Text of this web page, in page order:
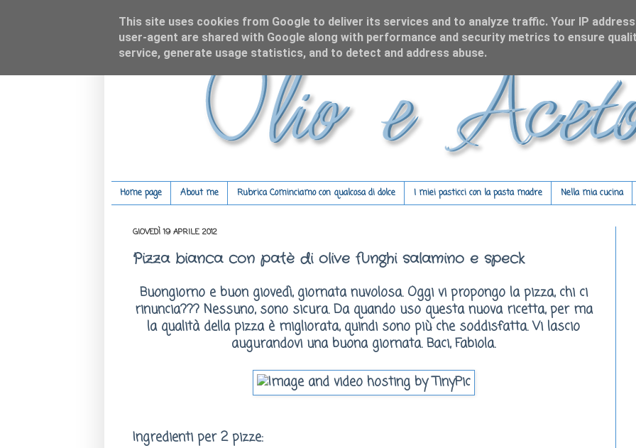
Home page About me Rubrica Cominciamo con qualcosa di dolce I miei pasticci con la pasta madre Nella mia cucina
GIOVEDÌ 19 APRILE 2012
Pizza bianca con patè di olive funghi salamino e speck
Buongiorno e buon giovedì, giornata nuvolosa. Oggi vi propongo la pizza, chi ci
rinuncia??? Nessuno, sono sicura. Da quando uso questa nuova ricetta, per ma
la qualità della pizza è migliorata, quindi sono più che soddisfatta. Vi lascio
augurandovi una buona giornata. Baci, Fabiola.
Ingredienti per 2 pizze:
This site uses cookies from Google to deliver its services and to analyze traffic. Your IP address
user-agent are shared with Google along with performance and security metrics to ensure
service, generate usage statistics, and to detect and address abuse.